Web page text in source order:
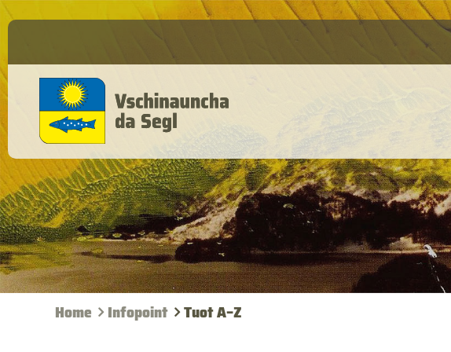
Home Infopoint Tuot A–Z